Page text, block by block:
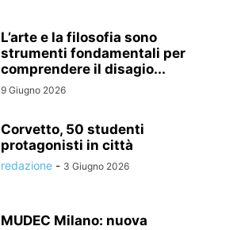
L’arte e la filosofia sono
strumenti fondamentali per
comprendere il disagio...
9 Giugno 2026
Corvetto, 50 studenti
protagonisti in città
redazione - 3 Giugno 2026
MUDEC Milano: nuova